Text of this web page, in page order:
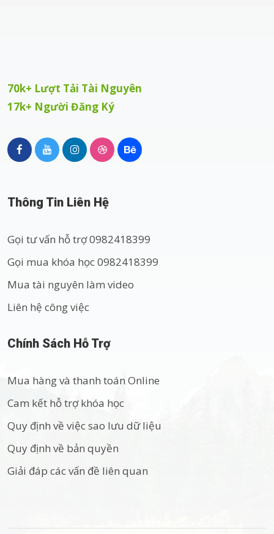
70k+ Lượt Tải Tài Nguyên
17k+ Người Đăng Ký
Thông Tin Liên Hệ
Gọi tư vấn hỗ trợ 0982418399
Gọi mua khóa học 0982418399
Mua tài nguyên làm video
Liên hệ công việc
Chính Sách Hỗ Trợ
Mua hàng và thanh toán Online
Cam kết hỗ trợ khóa học
Quy định về việc sao lưu dữ liệu
Quy định về bản quyền
Giải đáp các vấn đề liên quan